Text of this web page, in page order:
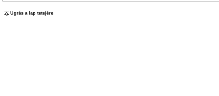
Ugrás a lap tetejére